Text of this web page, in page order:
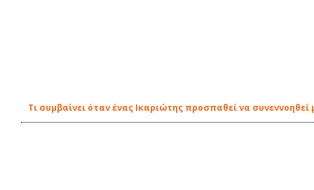
Τι συμβαίνει όταν ένας Ικαριώτης προσπαθεί να